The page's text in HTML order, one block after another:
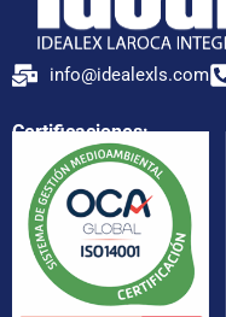
info@idealexls.com
Certificaciones: